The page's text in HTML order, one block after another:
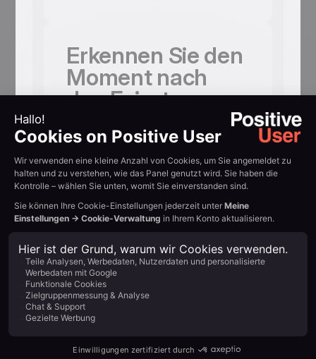
Erkennen Sie den
Moment nach
den Feiertagen
Ihre Abonnenten wissen, welche
den Januar-Kontext nutzen, wirken
ehrlich und holen mehr Öffnungen als
generische Werbetexte.
Was hat dieser
Abonnent im
Dezember
gekauft?
Wenn er Winterstiefel gekauft hat,
braucht er keine Winterstiefel erneut zu